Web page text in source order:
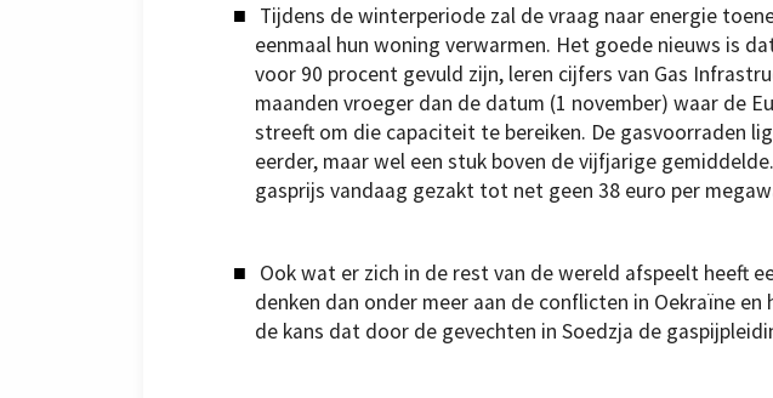
Tijdens de winterperiode zal de vraag naar energie
eenmaal hun woning verwarmen. Het goede nieuws is
voor 90 procent gevuld zijn, leren cijfers van Gas
maanden vroeger dan de datum (1 november) waar de
streeft om die capaciteit te bereiken. De gasvoorraden
eerder, maar wel een stuk boven de vijfjarige
gasprijs vandaag gezakt tot net geen 38 euro per
Ook wat er zich in de rest van de wereld afspeelt heeft
denken dan onder meer aan de conflicten in Oekraïne
de kans dat door de gevechten in Soedzja de